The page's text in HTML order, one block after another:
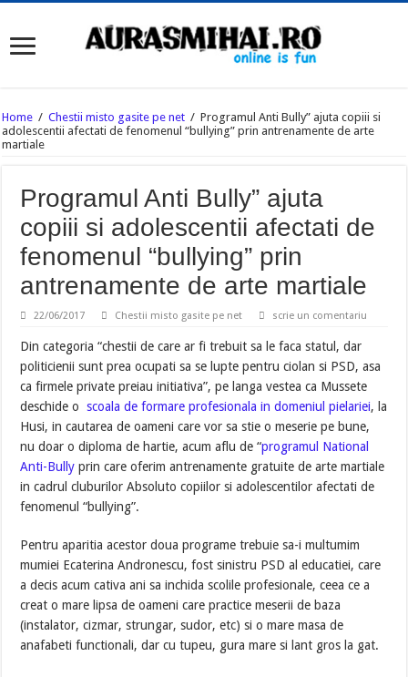
Home / Chestii misto gasite pe net / Programul Anti Bully” ajuta copiii si
adolescentii afectati de fenomenul “bullying” prin antrenamente de arte
martiale
Programul Anti Bully” ajuta
copiii si adolescentii afectati de
fenomenul “bullying” prin
antrenamente de arte martiale
22/06/2017 Chestii misto gasite pe net scrie un comentariu
Din categoria “chestii de care ar fi trebuit sa le faca statul, dar
politicienii sunt prea ocupati sa se lupte pentru ciolan si PSD, asa
ca firmele private preiau initiativa”, pe langa vestea ca Mussete
deschide oscoala de formare profesionala in domeniul pielariei, la
Husi, in cautarea de oameni care vor sa stie o meserie pe bune,
nu doar o diploma de hartie, acum aflu de “programul National
Anti-Bully prin care oferim antrenamente gratuite de arte martiale
in cadrul cluburilor Absoluto copiilor si adolescentilor afectati de
fenomenul “bullying”.
Pentru aparitia acestor doua programe trebuie sa-i multumim
mumiei Ecaterina Andronescu, fost sinistru PSD al educatiei, care
a decis acum cativa ani sa inchida scolile profesionale, ceea ce a
creat o mare lipsa de oameni care practice meserii de baza
(instalator, cizmar, strungar, sudor, etc) si o mare masa de
anafabeti functionali, dar cu tupeu, gura mare si lant gros la gat.